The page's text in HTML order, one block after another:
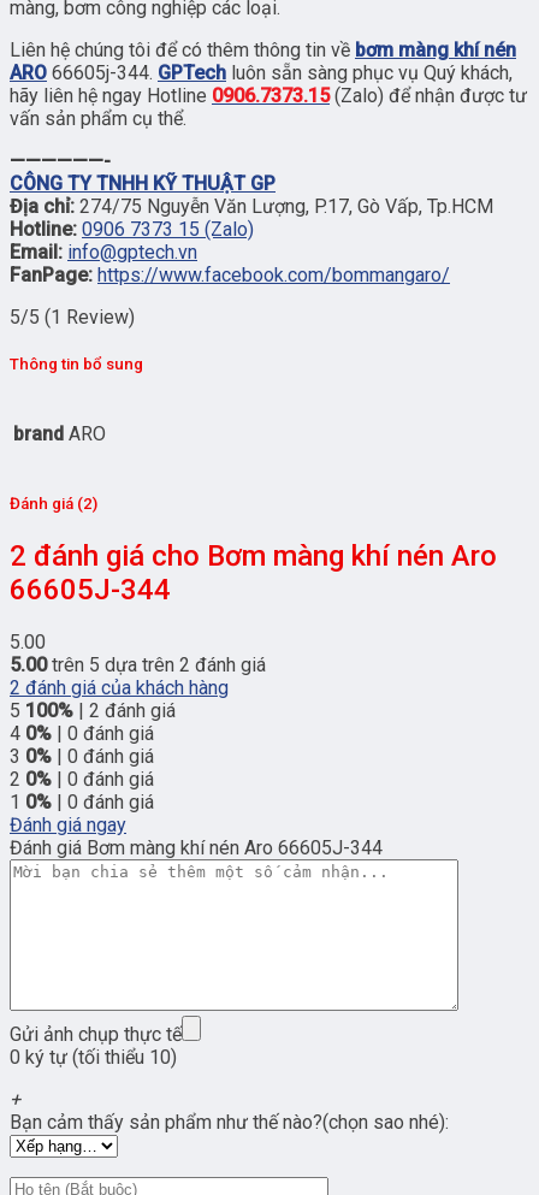
màng, bơm công nghiệp các loại.
Liên hệ chúng tôi để có thêm thông tin về bơm màng khí nén
ARO 66605j-344. GPTech luôn sẵn sàng phục vụ Quý khách,
hãy liên hệ ngay Hotline 0906.7373.15(Zalo) để nhận được tư
vấn sản phẩm cụ thể.
——————-
CÔNG TY TNHH KỸ THUẬT GP
Địa chỉ: 274/75 Nguyễn Văn Lượng, P.17, Gò Vấp, Tp.HCM
Hotline: 0906 7373 15 (Zalo)
Email: info@gptech.vn
FanPage: https://www.facebook.com/bommangaro/
5/5 (1 Review)
Thông tin bổ sung
brand ARO
Đánh giá (2)
2 đánh giá cho Bơm màng khí nén Aro
66605J-344
5.00
5.00trên 5 dựa trên 2 đánh giá
2 đánh giá của khách hàng
5 100% | 2 đánh giá
4 0% | 0 đánh giá
3 0% | 0 đánh giá
2 0% | 0 đánh giá
1 0% | 0 đánh giá
Đánh giá ngay
Đánh giá Bơm màng khí nén Aro 66605J-344
Gửi ảnh chụp thực tế
0 ký tự (tối thiểu 10)
+
Bạn cảm thấy sản phẩm như thế nào?(chọn sao nhé):